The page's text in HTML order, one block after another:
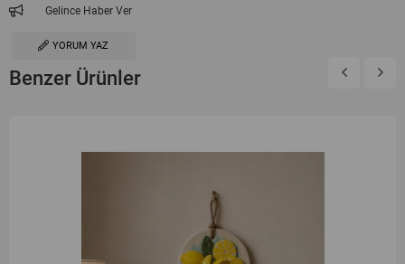
Gelince Haber Ver
YORUM YAZ
Benzer Ürünler